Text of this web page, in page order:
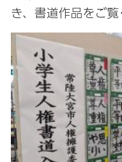
き、書道作品をご覧